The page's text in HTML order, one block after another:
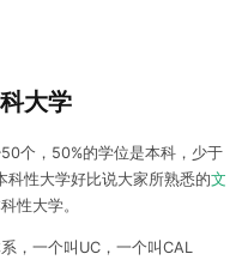
大学
个，50%的学位是本科，少于
性大学好比说大家所熟悉的文
性大学。
，一个叫UC，一个叫CAL